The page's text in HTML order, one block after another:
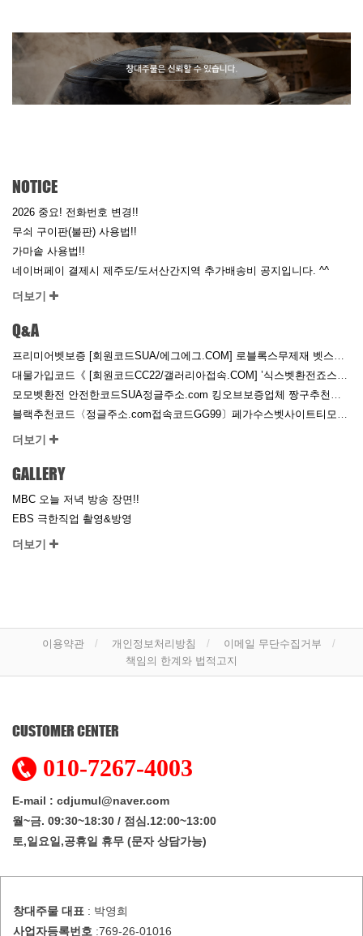
NOTICE
2026 중요! 전화번호 변경!!
무쇠 구이판(불판) 사용법!!
가마솥 사용법!!
네이버페이 결제시 제주도/도서산간지역 추가배송비 공지입니다. ^^
더보기
Q&A
더보기
GALLERY
MBC 오늘 저녁 방송 장면!!
EBS 극한직업 촬영&방영
더보기
이용약관 개인정보처리방침
이메일 무단수집거부
책임의 한계와 법적고지
CUSTOMER CENTER
010-7267-4003
E-mail : cdjumul@naver.com
월~금. 09:30~18:30 / 점심.12:00~13:00
토,일요일,공휴일 휴무 (문자 상담가능)
창대주물 대표 : 박영희
사업자등록번호 :769-26-01016